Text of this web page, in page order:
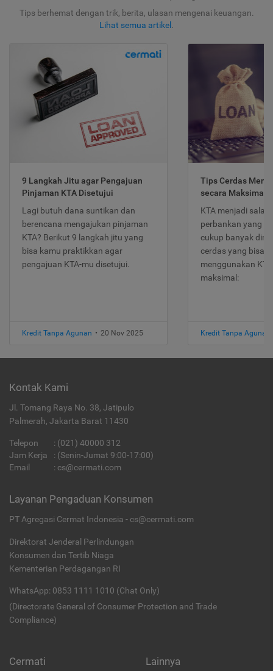
Tips berhemat dengan trik, berita, ulasan mengenai keuangan.
Lihat semua artikel .
9 Langkah Jitu agar Pengajuan
Pinjaman KTA Disetujui
Lagi butuh dana suntikan dan
berencana mengajukan pinjaman
KTA? Berikut 9 langkah jitu yang
bisa kamu praktikkan agar
pengajuan KTA-mu disetujui.
Kredit Tanpa Agunan • 20 Nov 2025
Tips Cerdas
secara Maksimal
KTA menjadi
perbankan yang
cukup banyak
cerdas yang bisa
menggunakan
maksimal:
Kredit Tanpa Agunan
Kontak Kami
Jl. Tomang Raya No. 38, Jatipulo
Palmerah, Jakarta Barat 11430
Telepon : (021) 40000 312
Jam Kerja
: (Senin-Jumat 9:00-17:00)
Email
: cs@cermati.com
Layanan Pengaduan Konsumen
PT Agregasi Cermat Indonesia - cs@cermati.com
Direktorat Jenderal Perlindungan
Konsumen dan Tertib Niaga
Kementerian Perdagangan RI
WhatsApp: 0853 1111 1010 (Chat Only)
(Directorate General of Consumer Protection and Trade
Compliance)
Cermati Lainnya